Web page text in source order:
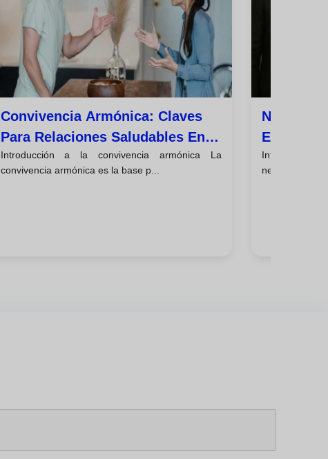
Convivencia Armónica: Claves
Para Relaciones Saludables En
La Vida Diaria
Introducción a la convivencia armónica La
convivencia armónica es la base p...
Efectivos
negociación